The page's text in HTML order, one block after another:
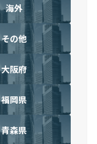
海外
その他
大阪府
福岡県
青森県